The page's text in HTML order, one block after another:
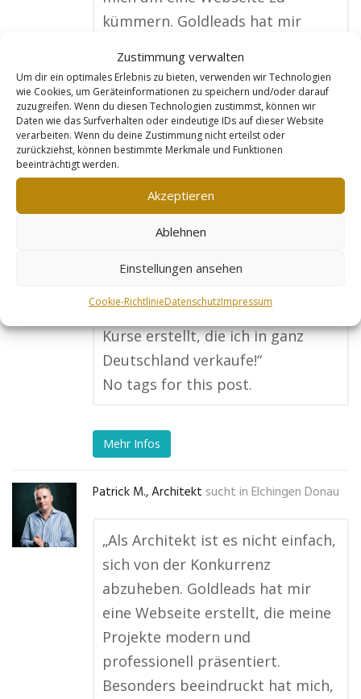
Zustimmung verwalten
Um dir ein optimales Erlebnis zu bieten, verwenden wir Technologien
wie Cookies, um Geräteinformationen zu speichern und/oder darauf
zuzugreifen. Wenn du diesen Technologien zustimmst, können wir
Daten wie das Surfverhalten oder eindeutige IDs auf dieser Website
verarbeiten. Wenn du deine Zustimmung nicht erteilst oder
zurückziehst, können bestimmte Merkmale und Funktionen
beeinträchtigt werden.
Akzeptieren
Ablehnen
Einstellungen ansehen
Cookie-RichtlinieDatenschutzImpressum
kümmern. Goldleads hat mir
eine großartige Seite erstellt, die
alle meine Kurse und Leistungen
zeigt. Jetzt finden mich
Hundebesitzer aus meiner Region
ganz einfach online, und ich
bekomme viel mehr Buchungen
als früher. Besonders toll finde
ich, dass die Seite ständig
optimiert wird. Mein
voll und ich habe bereits online
Kurse erstellt, die ich in ganz
Deutschland verkaufe!“
No tags for this post.
Mehr Infos
Patrick M., Architekt sucht in Elchingen Donau
„Als Architekt ist es nicht einfach,
sich von der Konkurrenz
abzuheben. Goldleads hat mir
eine Webseite erstellt, die meine
Projekte modern und
professionell präsentiert.
Besonders beeindruckt hat mich,